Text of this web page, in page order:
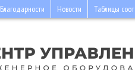
Благодарности Новости Таблицы